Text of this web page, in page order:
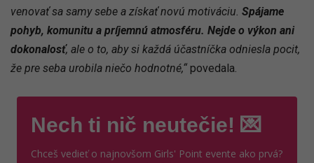
venovať sa samy sebe a získať novú motiváciu. Spájame
pohyb, komunitu a príjemnú atmosféru. Nejde o výkon ani
dokonalosť, ale o to, aby si každá účastníčka odniesla pocit,
že pre seba urobila niečo hodnotné,“ povedala.
Nech ti nič neutečie! 💌
Chceš vedieť o najnovšom Girls' Point evente ako prvá?